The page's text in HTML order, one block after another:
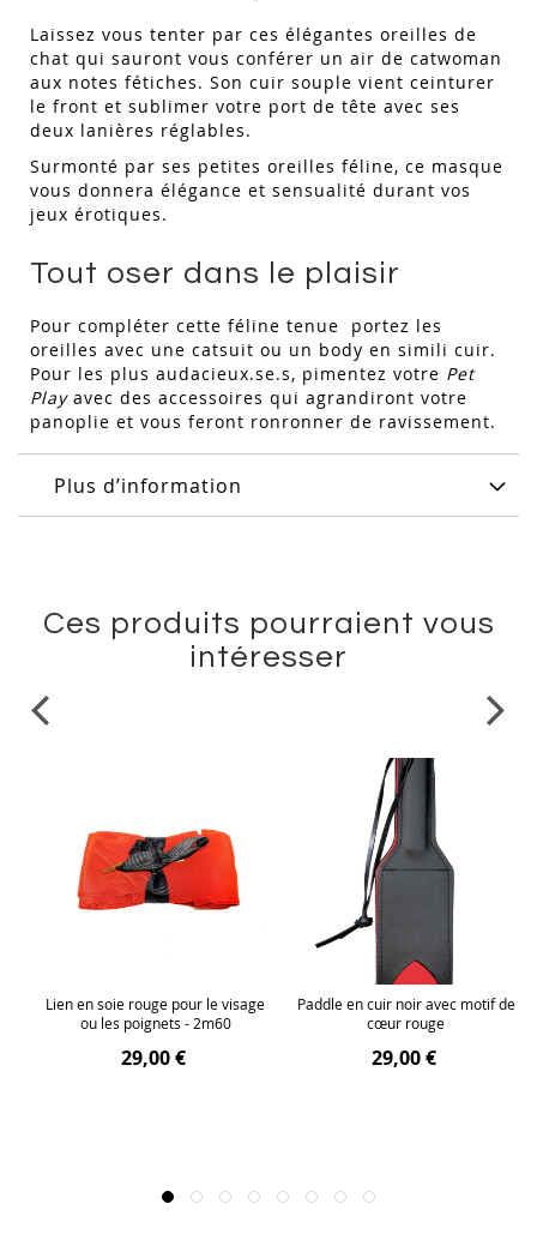
Laissez vous tenter par ces élégantes oreilles de
chat qui sauront vous conférer un air de catwoman
aux notes fétiches. Son cuir souple vient ceinturer
le front et sublimer votre port de tête avec ses
deux lanières réglables.
Surmonté par ses petites oreilles féline, ce masque
vous donnera élégance et sensualité durant vos
jeux érotiques.
Tout oser dans le plaisir
Pour compléter cette féline tenue portez les
oreilles avec une catsuit ou un body en simili cuir.
Pour les plus audacieux.se.s, pimentez votre Pet
Playavec des accessoires qui agrandiront votre
panoplie et vous feront ronronner de ravissement.
Plus d’information
Ces produits pourraient vous
intéresser
Lien en soie rouge pour le visage
ou les poignets - 2m60
29,00 €
Paddle en cuir noir avec motif de
cœur rouge
29,00 €